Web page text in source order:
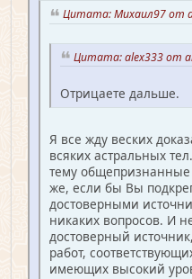
Цитата: Михаил97 от
Цитата: alex333 от
Отрицаете дальше.
Я все жду веских
всяких астральных
тему общепризнанные
же, если бы Вы
достоверными
никаких вопросов. И
достоверный
работ,
имеющих высокий